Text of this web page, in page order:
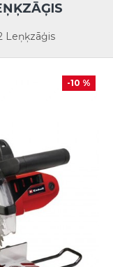
Leņķzāģis
-10 %